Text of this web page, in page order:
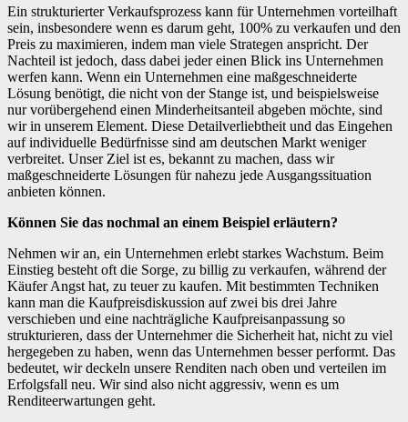
Ein strukturierter Verkaufsprozess kann für Unternehmen vorteilhaft
sein, insbesondere wenn es darum geht, 100% zu verkaufen und den
Preis zu maximieren, indem man viele Strategen anspricht. Der
Nachteil ist jedoch, dass dabei jeder einen Blick ins Unternehmen
werfen kann. Wenn ein Unternehmen eine maßgeschneiderte
Lösung benötigt, die nicht von der Stange ist, und beispielsweise
nur vorübergehend einen Minderheitsanteil abgeben möchte, sind
wir in unserem Element. Diese Detailverliebtheit und das Eingehen
auf individuelle Bedürfnisse sind am deutschen Markt weniger
verbreitet. Unser Ziel ist es, bekannt zu machen, dass wir
maßgeschneiderte Lösungen für nahezu jede Ausgangssituation
anbieten können.
Können Sie das nochmal an einem Beispiel erläutern?
Nehmen wir an, ein Unternehmen erlebt starkes Wachstum. Beim
Einstieg besteht oft die Sorge, zu billig zu verkaufen, während der
Käufer Angst hat, zu teuer zu kaufen. Mit bestimmten Techniken
kann man die Kaufpreisdiskussion auf zwei bis drei Jahre
verschieben und eine nachträgliche Kaufpreisanpassung so
strukturieren, dass der Unternehmer die Sicherheit hat, nicht zu viel
hergegeben zu haben, wenn das Unternehmen besser performt. Das
bedeutet, wir deckeln unsere Renditen nach oben und verteilen im
Erfolgsfall neu. Wir sind also nicht aggressiv, wenn es um
Renditeerwartungen geht.